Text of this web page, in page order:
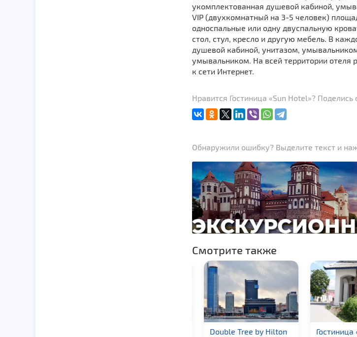
укомплектованная душевой кабиной,
VIP (двухкомнатный на 3-5 человек)
односпальные или одну двуспальную
стол, стул, кресло и другую мебель. В
душевой кабиной, унитазом,
умывальником. На всей территории отеля
к сети Интернет.
Нравится Гостиница «Sun Hotel»? Поделись
Обнаружили ошибку? Выделите текст и
Смотрите также
Double Tree by Hilton
Гостиница